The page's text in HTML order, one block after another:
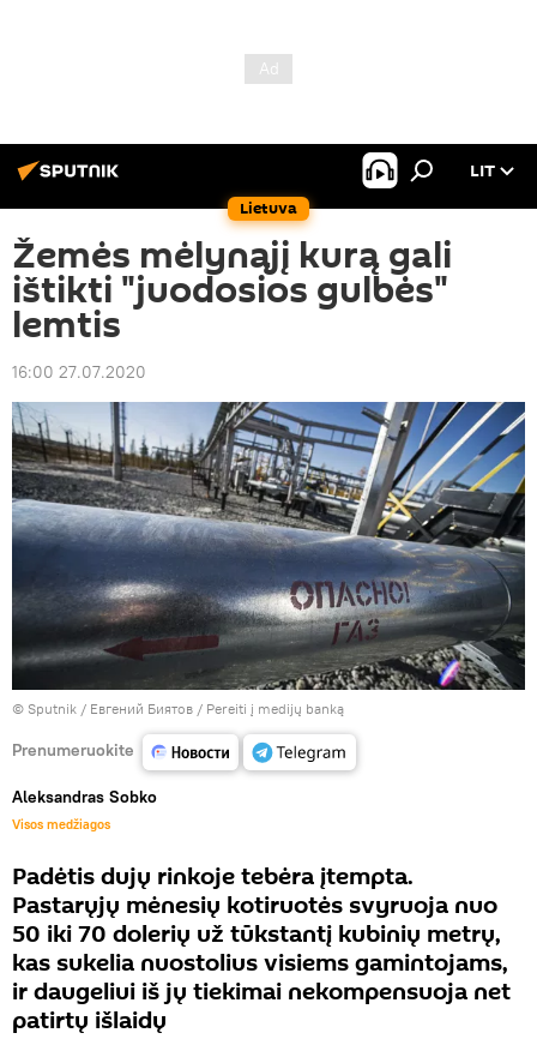
Lietuva
LIT
Žemės mėlynąjį kurą gali
ištikti "juodosios gulbės"
lemtis
16:00 27.07.2020
© Sputnik / Евгений Биятов / Pereiti į medijų banką
Prenumeruokite
Aleksandras Sobko
Visos medžiagos
Padėtis dujų rinkoje tebėra įtempta.
Pastarųjų mėnesių kotiruotės svyruoja nuo
50 iki 70 dolerių už tūkstantį kubinių metrų,
kas sukelia nuostolius visiems gamintojams,
ir daugeliui iš jų tiekimai nekompensuoja net
patirtų išlaidų